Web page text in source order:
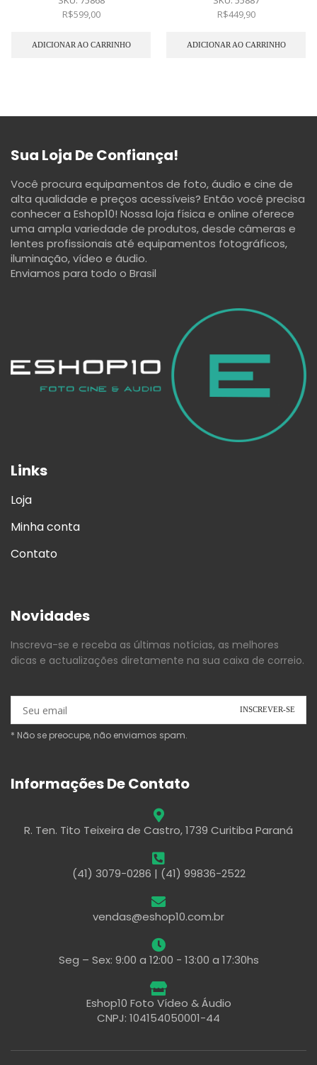
R$599,00
ADICIONAR AO CARRINHO
R$449,90
ADICIONAR AO CARRINHO
Sua Loja De Confiança!
Você procura equipamentos de foto, áudio e cine de
alta qualidade e preços acessíveis? Então você precisa
conhecer a Eshop10! Nossa loja física e online oferece
uma ampla variedade de produtos, desde câmeras e
lentes profissionais até equipamentos fotográficos,
iluminação, vídeo e áudio.
Enviamos para todo o Brasil
Links
Loja
Minha conta
Contato
Novidades
Inscreva-se e receba as últimas notícias, as melhores
dicas e actualizações diretamente na sua caixa de correio.
* Não se preocupe, não enviamos spam.
Informações De Contato
R. Ten. Tito Teixeira de Castro, 1739 Curitiba Paraná
(41) 3079-0286 | (41) 99836-2522
vendas@eshop10.com.br
Seg – Sex: 9:00 a 12:00 - 13:00 a 17:30hs
Eshop10 Foto Vídeo & Áudio
CNPJ: 104154050001-44